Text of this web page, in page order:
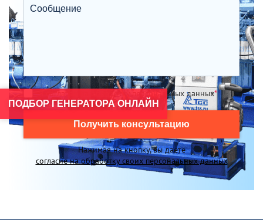
Я согласен на обработку персональных данных*
Получить консультацию
Нажимая на кнопку, вы даете
согласие на обработку своих персональных данных
ПОДБОР ГЕНЕРАТОРА ОНЛАЙН